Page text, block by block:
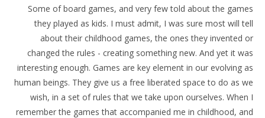
Some of board games, and very few told about the games
they played as kids. I must admit, I was sure most will tell
about their childhood games, the ones they invented or
changed the rules - creating something new. And yet it was
interesting enough. Games are key element in our evolving as
human beings. They give us a free liberated space to do as we
wish, in a set of rules that we take upon ourselves. When I
remember the games that accompanied me in childhood, and